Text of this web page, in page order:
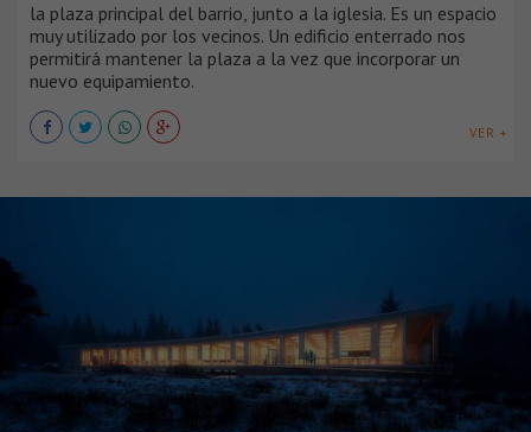
la plaza principal del barrio, junto a la iglesia. Es un espacio
muy utilizado por los vecinos. Un edificio enterrado nos
permitirá mantener la plaza a la vez que incorporar un
nuevo equipamiento.
VER +